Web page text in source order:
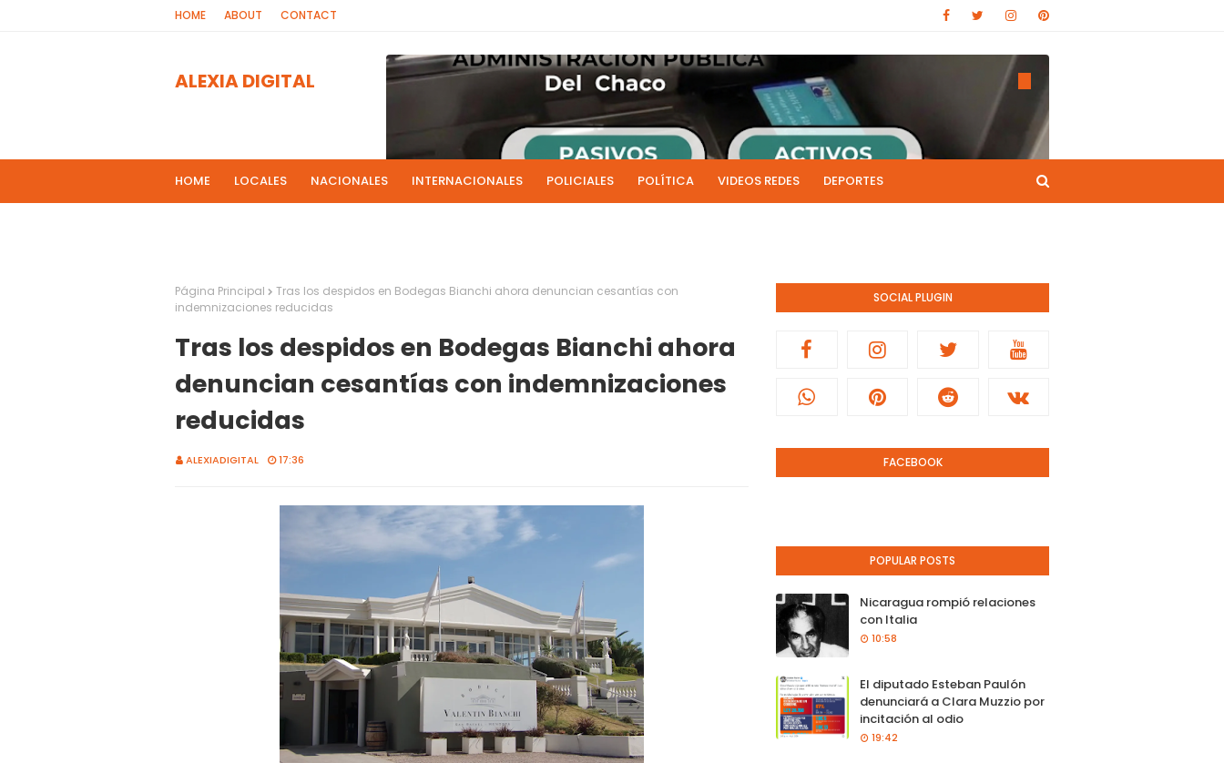
HOME ABOUT CONTACT
ALEXIA DIGITAL
HOME LOCALES NACIONALES INTERNACIONALES POLICIALES POLÍTICA VIDEOS REDES DEPORTES
Página Principal
Tras los despidos en Bodegas Bianchi ahora denuncian cesantías con
indemnizaciones reducidas
Tras los despidos en Bodegas Bianchi ahora
denuncian cesantías con indemnizaciones
reducidas
ALEXIADIGITAL 17:36
SOCIAL PLUGIN
FACEBOOK
POPULAR POSTS
Nicaragua rompió relaciones
con Italia
10:58
El diputado Esteban Paulón
denunciará a Clara Muzzio por
incitación al odio
19:42